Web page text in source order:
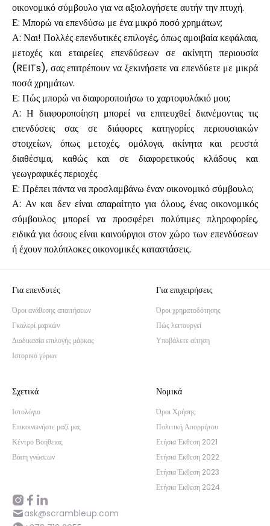
οικονομικό σύμβουλο για να αξιολογήσετε αυτήν την πτυχή.
Ε: Μπορώ να επενδύσω με ένα μικρό ποσό χρημάτων;
Α: Ναι! Πολλές επενδυτικές επιλογές, όπως αμοιβαία κεφάλαια,
μετοχές και εταιρείες επενδύσεων σε ακίνητη περιουσία
(REITs), σας επιτρέπουν να ξεκινήσετε να επενδύετε με μικρά
ποσά χρημάτων.
Ε: Πώς μπορώ να διαφοροποιήσω το χαρτοφυλάκιό μου;
Α: Η διαφοροποίηση μπορεί να επιτευχθεί διανέμοντας τις
επενδύσεις σας σε διάφορες κατηγορίες περιουσιακών
στοιχείων, όπως μετοχές, ομόλογα, ακίνητα και ρευστά
διαθέσιμα, καθώς και σε διαφορετικούς κλάδους και
γεωγραφικές περιοχές.
Ε: Πρέπει πάντα να προσλαμβάνω έναν οικονομικό σύμβουλο;
Α: Αν και δεν είναι απαραίτητο για όλους, ένας οικονομικός
σύμβουλος μπορεί να προσφέρει πολύτιμες πληροφορίες,
ειδικά για όσους είναι καινούργιοι στον χώρο των επενδύσεων
ή έχουν πολύπλοκες οικονομικές καταστάσεις.
Για επενδυτές
Όροι ανάθεσης απαιτήσεων
Γκαλερί μαρκών
Διαδικασία επιλογής μάρκας
Ιστορικό γύρων
Για επιχειρήσεις
Όροι χρηματοδότησης
Πώς λειτουργεί
Υποβάλετε αίτηση
Σχετικά
Ιστολόγιο
Επικοινωνήστε μαζί μας
Κέντρο Βοήθειας
Βάση γνώσεων
Νομικά
Όροι Χρήσης
Πολιτική Απορρήτου
Ετήσια Έκθεση 2021
Ετήσια Έκθεση 2022
Ετήσια Έκθεση 2023
Ετήσια Έκθεση 2024
ask@scrambleup.com